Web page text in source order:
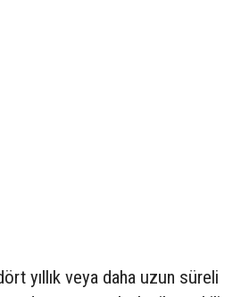
yıllık veya daha uzun süreli